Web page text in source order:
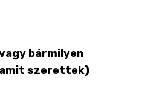
bármilyen
szerettek)